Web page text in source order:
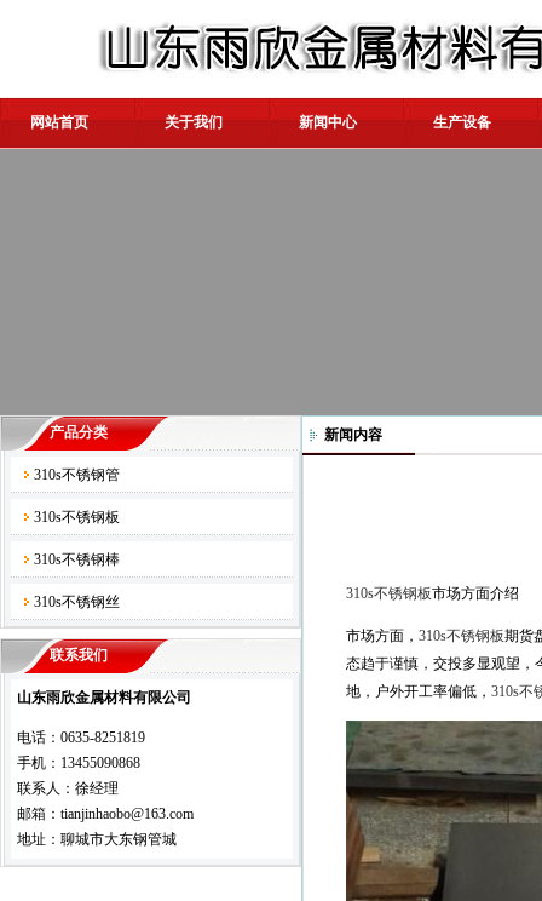
网站首页 关于我们 新闻中心 生产设备
产品分类
310s不锈钢管
310s不锈钢板
310s不锈钢棒
310s不锈钢丝
联系我们
山东雨欣金属材料有限公司
电话：0635-8251819
手机：13455090868
联系人：徐经理
邮箱：tianjinhaobo@163.com
地址：聊城市大东钢管城
新闻内容
310s不锈钢板市场方面介绍
市场方面， 310s不锈钢板期货
态趋于谨慎，交投多显观望，
地，户外开工率偏低， 310s不